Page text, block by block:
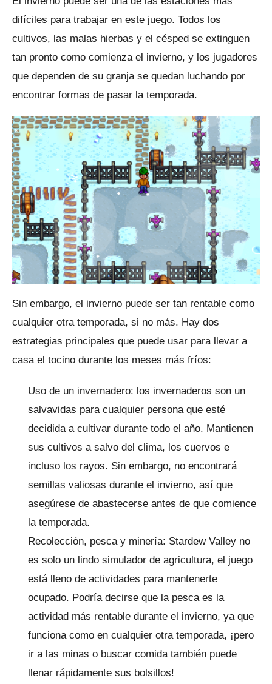
difíciles para trabajar en este juego. Todos los
cultivos, las malas hierbas y el césped se extinguen
tan pronto como comienza el invierno, y los jugadores
que dependen de su granja se quedan luchando por
encontrar formas de pasar la temporada.
Sin embargo, el invierno puede ser tan rentable como
cualquier otra temporada, si no más. Hay dos
estrategias principales que puede usar para llevar a
casa el tocino durante los meses más fríos:
Uso de un invernadero: los invernaderos son un
salvavidas para cualquier persona que esté
decidida a cultivar durante todo el año. Mantienen
sus cultivos a salvo del clima, los cuervos e
incluso los rayos. Sin embargo, no encontrará
semillas valiosas durante el invierno, así que
asegúrese de abastecerse antes de que comience
la temporada.
Recolección, pesca y minería: Stardew Valley no
es solo un lindo simulador de agricultura, el juego
está lleno de actividades para mantenerte
ocupado. Podría decirse que la pesca es la
actividad más rentable durante el invierno, ya que
funciona como en cualquier otra temporada, ¡pero
ir a las minas o buscar comida también puede
llenar rápidamente sus bolsillos!